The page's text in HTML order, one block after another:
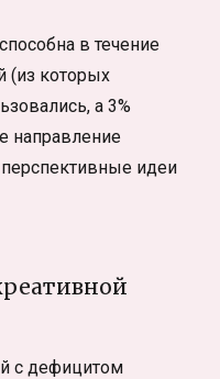
я
научился
в течение
(из которых
а 3%
направление
идеи
с дефицитом